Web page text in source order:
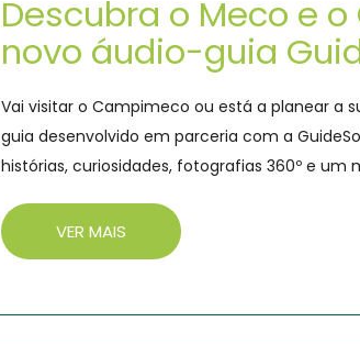
Descubra o Meco e
novo áudio-guia
Vai visitar o Campimeco ou está a planear a
guia desenvolvido em parceria com a
histórias, curiosidades, fotografias 360º e um
VER MAIS